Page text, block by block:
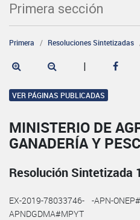
Primera sección
Primera Resoluciones Sintetizadas
|
VER PÁGINAS PUBLICADAS
MINISTERIO DE
GANADERÍA Y
Resolución Sintetizada
EX-2019-78033746- -APN-
APNDGDMA#MPYT